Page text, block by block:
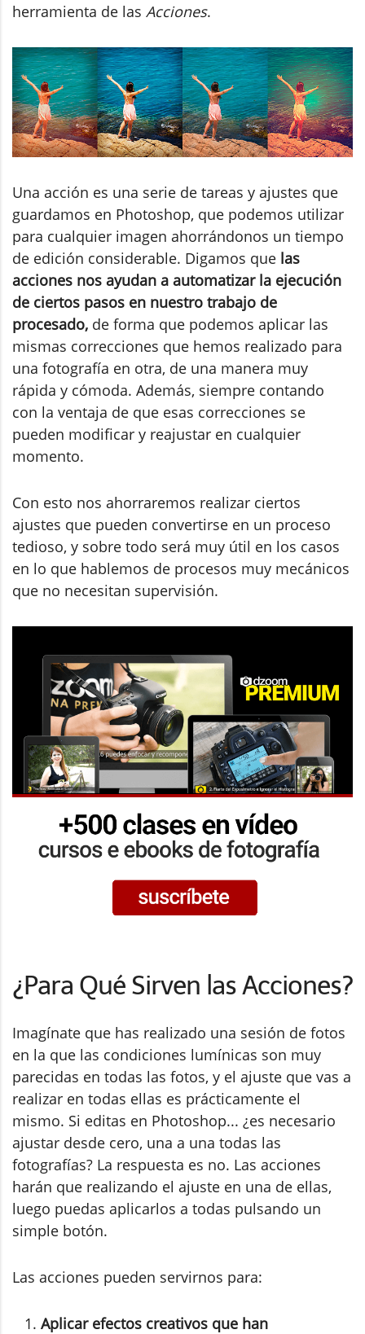
herramienta de las Acciones.
Una acción es una serie de tareas y ajustes que
guardamos en Photoshop, que podemos utilizar
para cualquier imagen ahorrándonos un tiempo
de edición considerable. Digamos que las
acciones nos ayudan a automatizar la ejecución
de ciertos pasos en nuestro trabajo de
procesado, de forma que podemos aplicar las
mismas correcciones que hemos realizado para
una fotografía en otra, de una manera muy
rápida y cómoda. Además, siempre contando
con la ventaja de que esas correcciones se
pueden modificar y reajustar en cualquier
momento.
Con esto nos ahorraremos realizar ciertos
ajustes que pueden convertirse en un proceso
tedioso, y sobre todo será muy útil en los casos
en lo que hablemos de procesos muy mecánicos
que no necesitan supervisión.
¿Para Qué Sirven las Acciones?
Imagínate que has realizado una sesión de fotos
en la que las condiciones lumínicas son muy
parecidas en todas las fotos, y el ajuste que vas a
realizar en todas ellas es prácticamente el
mismo. Si editas en Photoshop... ¿es necesario
ajustar desde cero, una a una todas las
fotografías? La respuesta es no. Las acciones
harán que realizando el ajuste en una de ellas,
luego puedas aplicarlos a todas pulsando un
simple botón.
Las acciones pueden servirnos para:
Aplicar efectos creativos que han